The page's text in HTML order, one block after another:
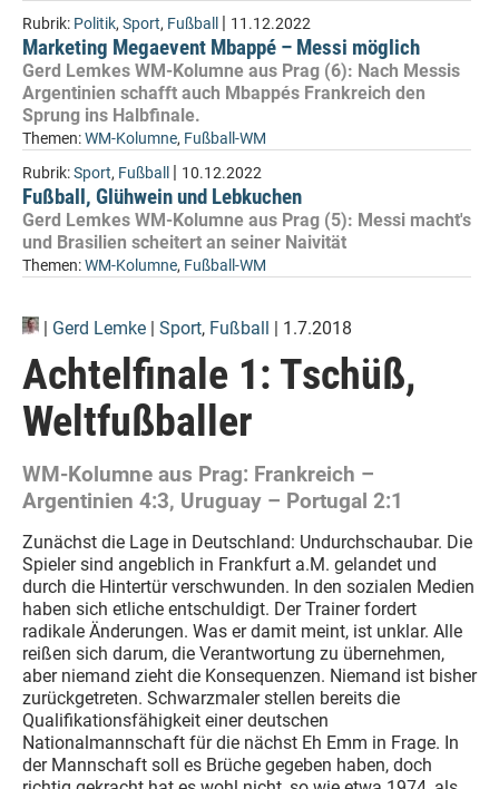
Rubrik: Politik, Sport, Fußball | 11.12.2022
Marketing Megaevent Mbappé – Messi möglich
Gerd Lemkes WM-Kolumne aus Prag (6): Nach Messis
Argentinien schafft auch Mbappés Frankreich den
Sprung ins Halbfinale.
Themen:WM-Kolumne, Fußball-WM
Rubrik:Sport, Fußball | 10.12.2022
Fußball, Glühwein und Lebkuchen
Gerd Lemkes WM-Kolumne aus Prag (5): Messi macht's
und Brasilien scheitert an seiner Naivität
Themen:WM-Kolumne, Fußball-WM
| Gerd Lemke | Sport, Fußball | 1.7.2018
Achtelfinale 1: Tschüß,
Weltfußballer
WM-Kolumne aus Prag: Frankreich –
Argentinien 4:3, Uruguay – Portugal 2:1
Zunächst die Lage in Deutschland: Undurchschaubar. Die
Spieler sind angeblich in Frankfurt a.M. gelandet und
durch die Hintertür verschwunden. In den sozialen Medien
haben sich etliche entschuldigt. Der Trainer fordert
radikale Änderungen. Was er damit meint, ist unklar. Alle
reißen sich darum, die Verantwortung zu übernehmen,
aber niemand zieht die Konsequenzen. Niemand ist bisher
zurückgetreten. Schwarzmaler stellen bereits die
Qualifikationsfähigkeit einer deutschen
Nationalmannschaft für die nächst Eh Emm in Frage. In
der Mannschaft soll es Brüche gegeben haben, doch